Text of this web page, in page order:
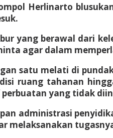
Herlinarto
yang berawal dari
agar dalam
satu melati di
ruang tahanan
yang tidak
administrasi